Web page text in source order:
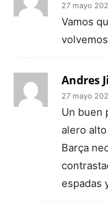
27 mayo
Vamos
Andres
27 mayo
Un buen
alero
Barça
espadas